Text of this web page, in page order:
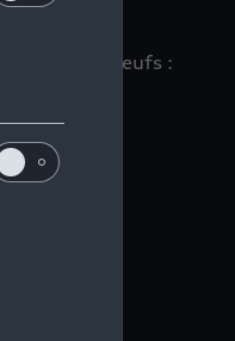
véhicules neufs :